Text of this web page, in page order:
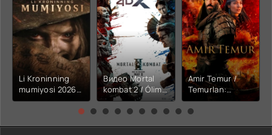
Li Kroninning
mumiyosi 2026
(uzbek tilida
kino) tarjima HD
Видео Mortal
kombat 2 / Ólim
jangi 2 (2026)
Uzbek tilida
Amir Temur /
Temurlan:
Fathchining
yuksalishi